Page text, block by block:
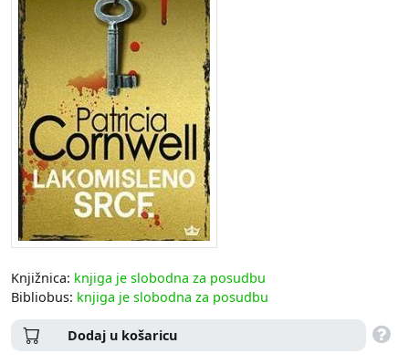
Knjižnica: knjiga je slobodna za posudbu
Bibliobus: knjiga je slobodna za posudbu
Dodaj u košaricu